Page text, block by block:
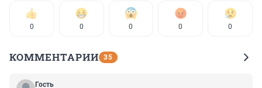
0 0 0 0 0
КОММЕНТАРИИ 35
Гость